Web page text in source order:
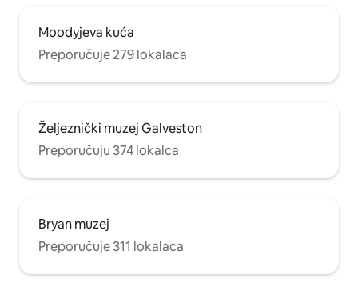
Moodyjeva kuća
Preporučuje 279 lokalaca
Željeznički muzej Galveston
Preporučuju 374 lokalca
Bryan muzej
Preporučuje 311 lokalaca